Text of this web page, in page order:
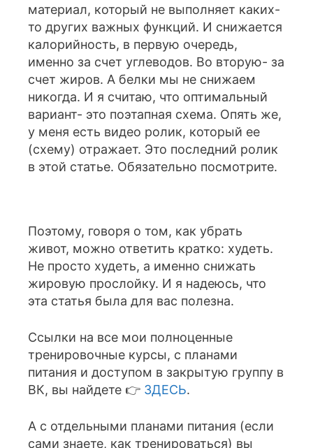
материал, который не выполняет каких-
то других важных функций. И снижается
калорийность, в первую очередь,
именно за счет углеводов. Во вторую- за
счет жиров. А белки мы не снижаем
никогда. И я считаю, что оптимальный
вариант- это поэтапная схема. Опять же,
у меня есть видео ролик, который ее
(схему) отражает. Это последний ролик
в этой статье. Обязательно посмотрите.
Поэтому, говоря о том, как убрать
живот, можно ответить кратко: худеть.
Не просто худеть, а именно снижать
жировую прослойку. И я надеюсь, что
эта статья была для вас полезна.
Ссылки на все мои полноценные
тренировочные курсы, с планами
питания и доступом в закрытую группу в
ВК, вы найдете 👉 ЗДЕСЬ.
А с отдельными планами питания (если
сами знаете, как тренироваться) вы